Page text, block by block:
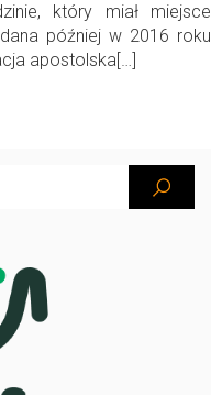
który miał miejsce
później w 2016 roku
apostolska[…]